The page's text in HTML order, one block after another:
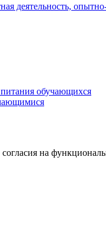
деятельность,
обучающихся
на